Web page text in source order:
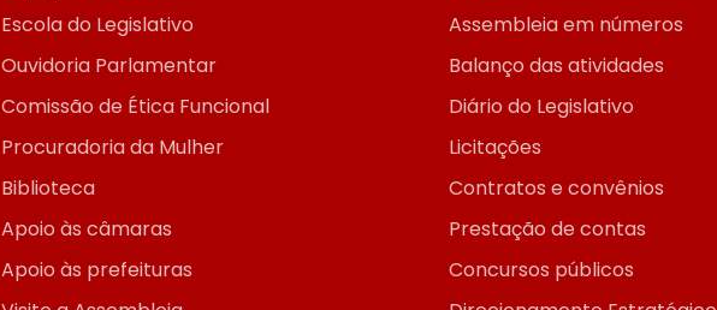
Escola do Legislativo
Ouvidoria Parlamentar
Comissão de Ética Funcional
Procuradoria da Mulher
Biblioteca
Apoio às câmaras
Apoio às prefeituras
Assembleia em números
Balanço das atividades
Diário do Legislativo
Licitações
Contratos e convênios
Prestação de contas
Concursos públicos